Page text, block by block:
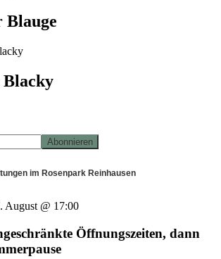
Blauge
Blacky
im Rosenpark Reinhausen
August @ 17:00
Öffnungszeiten, dann